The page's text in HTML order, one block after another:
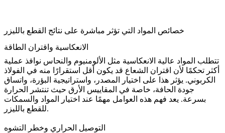
خصائص المواد التي تؤثر مباشرة على نتائج القطع بالليزر
الانعكاسية واقتران الطاقة
تتطلب المواد عالية الانعكاسية مثل الألومنيوم والنحاس نوافذ عملية
أكثر تحكمًا لأن اقتران الشعاع قد يكون أقل استقرارًا منه في الفولاذ
الكربوني. يؤثر هذا على اختيار المصدر، واستراتيجية البؤرة، واتساق
جودة الحافة، خاصة في المقاييس الأرق حيث تنتشر الحرارة
بسرعة. يعد فهم هذه العوامل مهمًا عند اختيار
المواد والسمكات
للقطع بالليزر.
التوصيل الحراري وخطر التشوه